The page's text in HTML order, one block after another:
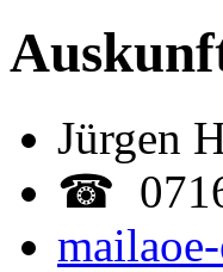
Jürgen
☎
mail